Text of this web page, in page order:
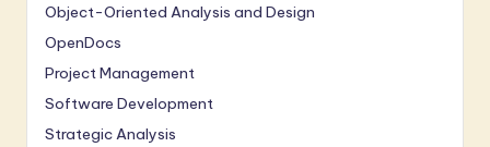
Object-Oriented Analysis and Design
OpenDocs
Project Management
Software Development
Strategic Analysis